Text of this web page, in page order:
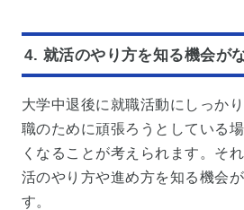
4. 就活のやり方を知る機会が
大学中退後に就職活動にしっか
職のために頑張ろうとしている
くなることが考えられます。そ
活のやり方や進め方を知る機会
す。